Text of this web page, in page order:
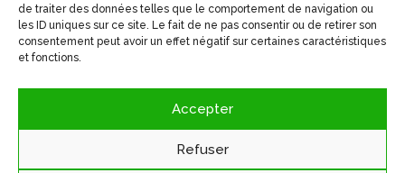
de traiter des données telles que le comportement de navigation ou
les ID uniques sur ce site. Le fait de ne pas consentir ou de retirer son
consentement peut avoir un effet négatif sur certaines caractéristiques
et fonctions.
Accepter
Refuser
Accueil Applications
Produits
Politique de confidentialité